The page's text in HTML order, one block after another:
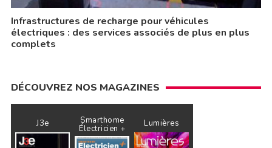
Infrastructures de recharge pour véhicules
électriques : des services associés de plus en plus
complets
DÉCOUVREZ NOS MAGAZINES
J3e Smarthome
Électricien + Lumières